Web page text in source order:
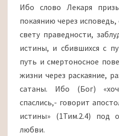
Ибо слово Лекаря
покаянию через
свету праведности,
истины, и сбившихся с
путь и смертоносное
жизни через раскаяние,
сатаны. Ибо (Бог)
спаслись,- говорит
истины» (1Тим.2.4) под
любви.